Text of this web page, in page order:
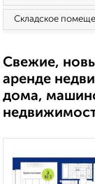
Складское
Свежие,
аренде
дома,